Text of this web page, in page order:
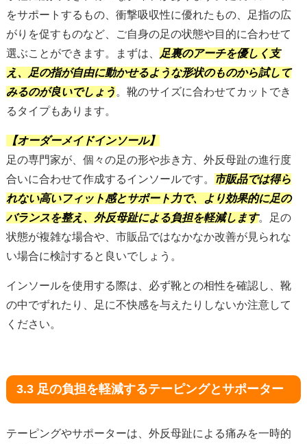
をサポートするもの、衝撃吸収性に優れたもの、足指の広
がりを促すものなど、ご自身の足の状態や目的に合わせて
選ぶことができます。まずは、
足裏のアーチを優しく支
え、足の指が自由に動かせるような形状のものから試して
みるのが良いでしょう 。靴のサイズに合わせてカットでき
るタイプもあります。
【オーダーメイドインソール】
足の専門家が、個々の足の形や歩き方、外反母趾の進行度
合いに合わせて作成するインソールです。
市販品では得ら
れない高いフィット感とサポート力で、より効果的に足の
バランスを整え、外反母趾による負担を軽減します。足の
状態が複雑な場合や、市販品ではなかなか改善が見られな
い場合に検討すると良いでしょう。
インソールを使用する際は、必ず靴との相性を確認し、靴
の中でずれたり、足に不快感を与えたりしないか注意して
ください。
3.3 足の負担を軽減するテーピングとサポーター
テーピングやサポーターは、外反母趾による痛みを一時的